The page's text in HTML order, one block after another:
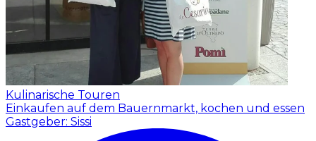
Kulinarische Touren
Einkaufen auf dem Bauernmarkt, kochen und essen
Gastgeber: Sissi